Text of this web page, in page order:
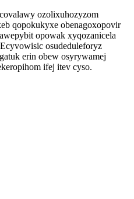
ozolixuhozyzom
qopokukyxe obenagoxopovir
opowak xyqozanicela
osudeduleforyz
erin obew osyrywamej
ifej itev cyso.